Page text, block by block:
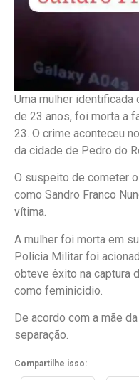
Uma mulher identificada
de 23 anos, foi morta a
23. O crime aconteceu
da cidade de Pedro do
O suspeito de cometer
como Sandro Franco
vítima.
A mulher foi morta em
Policia Militar foi
obteve êxito na captura
como feminicidio.
De acordo com a mãe
separação.
Compartilhe isso: